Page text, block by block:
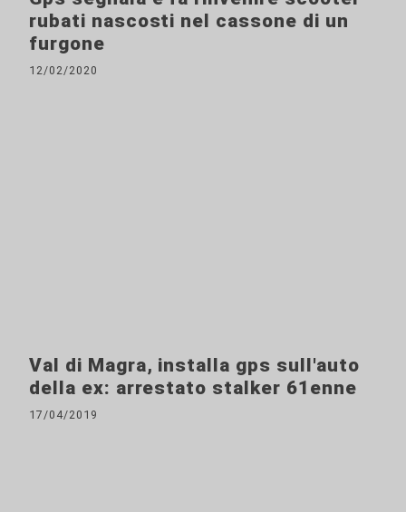
rubati nascosti nel cassone di un
furgone
12/02/2020
Val di Magra, installa gps sull'auto
della ex: arrestato stalker 61enne
17/04/2019